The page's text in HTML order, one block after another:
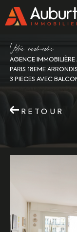
Vore recece
AGENCE IMMOBILIÈRE
PARIS 18EME
3 PIECES AVEC
RETOUR